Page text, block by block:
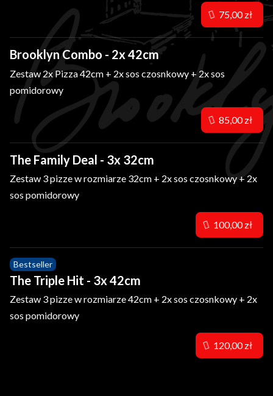
Brooklyn Combo - 2x 42cm
Zestaw 2x Pizza 42cm + 2x sos czosnkowy + 2x sos
pomidorowy
The Family Deal - 3x 32cm
Zestaw 3 pizze w rozmiarze 32cm + 2x sos czosnkowy + 2x
sos pomidorowy
Bestseller
The Triple Hit - 3x 42cm
Zestaw 3 pizze w rozmiarze 42cm + 2x sos czosnkowy + 2x
sos pomidorowy